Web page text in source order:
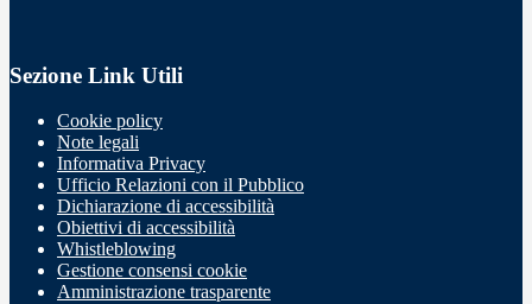
Sezione Link Utili
Cookie policy
Note legali
Informativa Privacy
Ufficio Relazioni con il Pubblico
Dichiarazione di accessibilità
Obiettivi di accessibilità
Whistleblowing
Gestione consensi cookie
Amministrazione trasparente